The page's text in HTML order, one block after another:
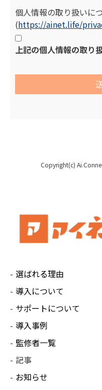
個人情報の取り扱いに
(https://ainet.life/
上記の個人情報の取り
Copyright(c)
選ばれる理由
導入について
サポートについて
導入事例
監修者一覧
記事
お知らせ